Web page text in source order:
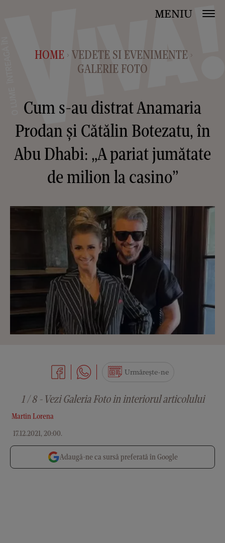
MENIU
HOME > VEDETE SI EVENIMENTE >
GALERIE FOTO
Cum s-au distrat Anamaria
Prodan și Cătălin Botezatu, în
Abu Dhabi: „A pariat jumătate
de milion la casino”
Martin Lorena
17.12.2021, 20:00.
Urmărește-ne
1 / 8 - Vezi Galeria Foto in interiorul articolului
Adaugă-ne ca sursă preferată în Google